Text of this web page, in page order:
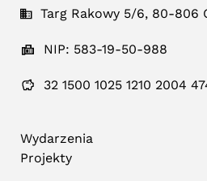
Targ Rakowy 5/6, 80-806
NIP: 583-19-50-988
32 1500 1025 1210 2004
Wydarzenia
Projekty